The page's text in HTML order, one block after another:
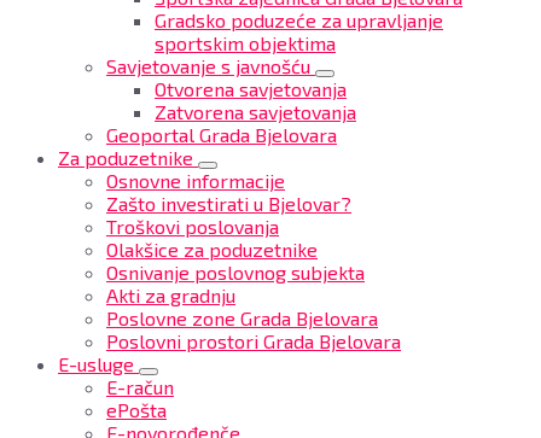
Gradsko poduzeće za upravljanje
sportskim objektima
Savjetovanje s javnošću
Otvorena savjetovanja
Zatvorena savjetovanja
Geoportal Grada Bjelovara
Za poduzetnike
Osnovne informacije
Zašto investirati u Bjelovar?
Troškovi poslovanja
Olakšice za poduzetnike
Osnivanje poslovnog subjekta
Akti za gradnju
Poslovne zone Grada Bjelovara
Poslovni prostori Grada Bjelovara
E-usluge
E-račun
ePošta
E-novorođenče